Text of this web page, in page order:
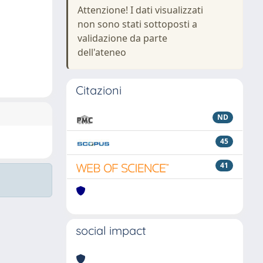
Attenzione! I dati visualizzati
non sono stati sottoposti a
validazione da parte
dell'ateneo
Citazioni
ND
45
41
social impact